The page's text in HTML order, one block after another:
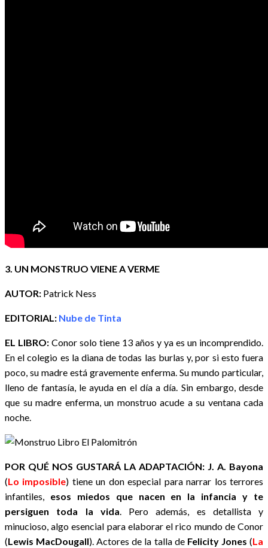
3. UN MONSTRUO VIENE A VERME
AUTOR: Patrick Ness
EDITORIAL: Nube de Tinta
EL LIBRO: Conor solo tiene 13 años y ya es un incomprendido.
En el colegio es la diana de todas las burlas y, por si esto fuera
poco, su madre está gravemente enferma. Su mundo particular,
lleno de fantasía, le ayuda en el día a día. Sin embargo, desde
que su madre enferma, un monstruo acude a su ventana cada
noche.
POR QUÉ NOS GUSTARÁ LA ADAPTACIÓN: J. A. Bayona
(Lo imposible) tiene un don especial para narrar los terrores
infantiles, esos miedos que nacen en la infancia y te
persiguen toda la vida. Pero además, es detallista y
minucioso, algo esencial para elaborar el rico mundo de Conor
(Lewis MacDougall). Actores de la talla de Felicity Jones (La